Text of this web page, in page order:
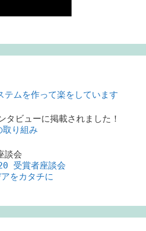
テムを作って楽をしています
ビューに掲載されました！
り組み
会
受賞者座談会
をカタチに